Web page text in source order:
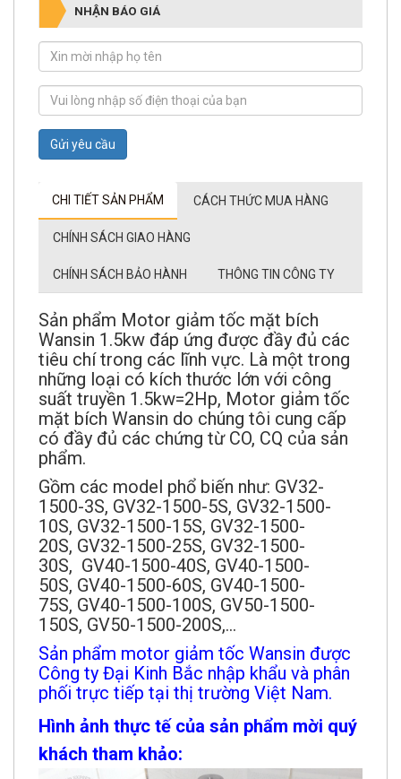
NHẬN BÁO GIÁ
Gửi yêu cầu
CHI TIẾT SẢN PHẨM CÁCH THỨC MUA HÀNG
CHÍNH SÁCH GIAO HÀNG
CHÍNH SÁCH BẢO HÀNH THÔNG TIN CÔNG TY
Sản phẩm Motor giảm tốc mặt bích
Wansin 1.5kw đáp ứng được đầy đủ các
tiêu chí trong các lĩnh vực. Là một trong
những loại có kích thước lớn với công
suất truyền 1.5kw=2Hp, Motor giảm tốc
mặt bích Wansin do chúng tôi cung cấp
có đầy đủ các chứng từ CO, CQ của sản
phẩm.
Gồm các model phổ biến như: GV32-
1500-3S, GV32-1500-5S, GV32-1500-
10S, GV32-1500-15S, GV32-1500-
20S, GV32-1500-25S, GV32-1500-
30S, GV40-1500-40S, GV40-1500-
50S, GV40-1500-60S, GV40-1500-
75S, GV40-1500-100S, GV50-1500-
150S, GV50-1500-200S,...
Sản phẩm motor giảm tốc Wansin được
Công ty Đại Kinh Bắc nhập khẩu và phân
phối trực tiếp tại thị trường Việt Nam.
Hình ảnh thực tế của sản phẩm mời quý
khách tham khảo: